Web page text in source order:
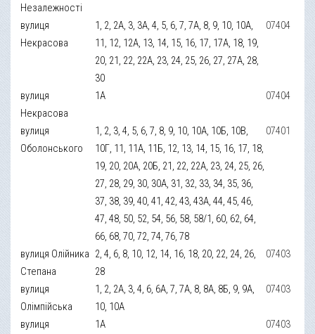
Незалежності
вулиця
Некрасова
1, 2, 2А, 3, 3А, 4, 5, 6, 7, 7А, 8, 9, 10, 10А,
11, 12, 12А, 13, 14, 15, 16, 17, 17А, 18, 19,
20, 21, 22, 22А, 23, 24, 25, 26, 27, 27А, 28,
30
07404
вулиця
Некрасова
1А 07404
вулиця
Оболонського
1, 2, 3, 4, 5, 6, 7, 8, 9, 10, 10А, 10Б, 10В,
10Г, 11, 11А, 11Б, 12, 13, 14, 15, 16, 17, 18,
19, 20, 20А, 20Б, 21, 22, 22А, 23, 24, 25, 26,
27, 28, 29, 30, 30А, 31, 32, 33, 34, 35, 36,
37, 38, 39, 40, 41, 42, 43, 43А, 44, 45, 46,
47, 48, 50, 52, 54, 56, 58, 58/1, 60, 62, 64,
66, 68, 70, 72, 74, 76, 78
07401
вулиця Олійника
Степана
2, 4, 6, 8, 10, 12, 14, 16, 18, 20, 22, 24, 26,
28
07403
вулиця
Олімпійська
1, 2, 2А, 3, 4, 6, 6А, 7, 7А, 8, 8А, 8Б, 9, 9А,
10, 10А
07403
вулиця
1А 07403